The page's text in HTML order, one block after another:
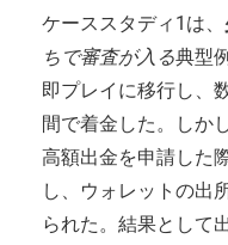
ケーススタディ1は、
ちで審査が入る典型
即プレイに移行し、
間で着金した。しか
高額出金を申請した
し、ウォレットの出
られた。結果として